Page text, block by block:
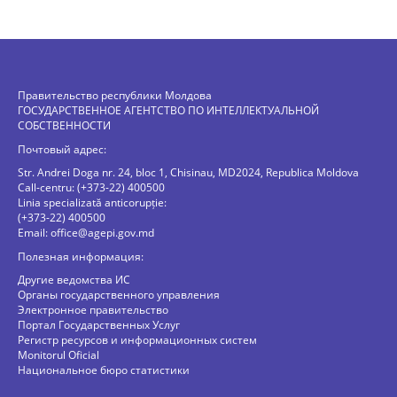
Правительство республики Молдова
ГОСУДАРСТВЕННОЕ АГЕНТСТВО ПО ИНТЕЛЛЕКТУАЛЬНОЙ
СОБСТВЕННОСТИ
Почтовый адрес:
Str. Andrei Doga nr. 24, bloc 1, Chisinau, MD2024, Republica Moldova
Call-centru: (+373-22) 400500
Linia specializată anticorupție:
(+373-22) 400500
Email:office@agepi.gov.md
Полезная информация:
Другие ведомства ИС
Органы государственного управления
Электронное правительство
Портал Государственных Услуг
Регистр ресурсов и информационных систем
Monitorul Oficial
Национальное бюро статистики